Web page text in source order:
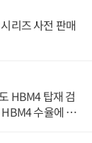
리즈 사전 판매
HBM4 탑재 검
수율에 주